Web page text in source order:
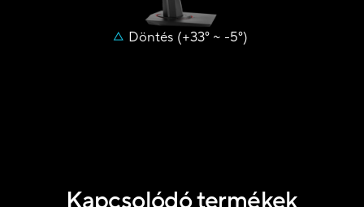
Döntés (+33° ~ -5°)